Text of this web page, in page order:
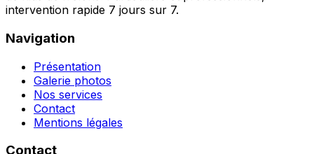
intervention rapide 7 jours sur 7.
Navigation
Présentation
Galerie photos
Nos services
Contact
Mentions légales
Contact